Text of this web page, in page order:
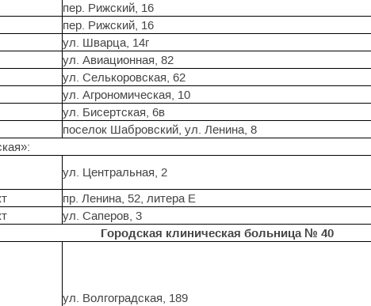
пер. Рижский, 16
пер. Рижский, 16
ул. Шварца, 14г
ул. Авиационная, 82
ул. Селькоровская, 62
ул. Агрономическая, 10
ул. Бисертская, 6в
поселок Шабровский, ул. Ленина, 8
ул. Центральная, 2
пр. Ленина, 52, литера Е
ул. Саперов, 3
Городская клиническая больница № 40
ул. Волгоградская, 189